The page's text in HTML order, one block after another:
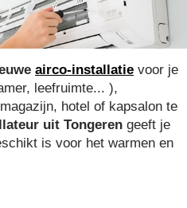
airco-installatie voor je
leefruimte... ),
hotel of kapsalon te
uit Tongeren geeft je
is voor het warmen en